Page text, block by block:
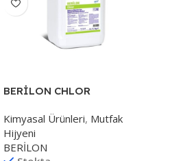
BERİLON CHLOR
Kimyasal Ürünleri, Mutfak
Hijyeni
BERİLON